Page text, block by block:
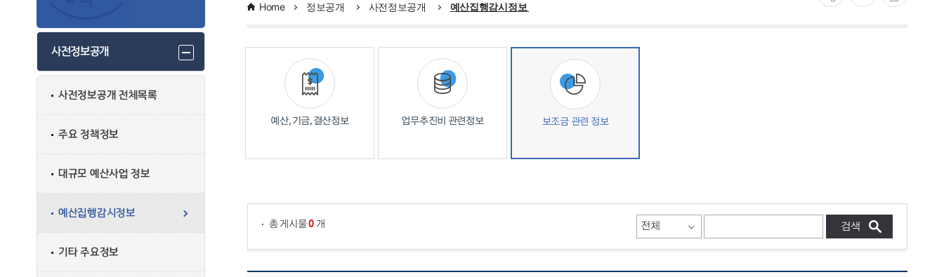
사전정보공개
사전정보공개 전체목록
주요 정책정보
대규모 예산사업 정보
예산집행감시정보
기타 주요정보
Home 정보공개 사전정보공개 예산집행감시정보
예산,기금,결산정보 업무추진비 관련정보 보조금 관련 정보
총 게시물0 개
사전정보공개의 관한표로 순번, 공개업무, 내용, 공개시기, 공개주기, 담당부서, 공개 방법에 대한 내용입니다.